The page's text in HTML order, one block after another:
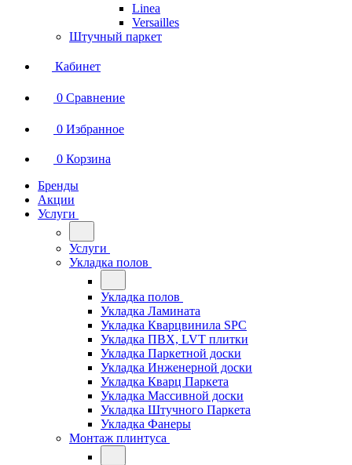
Linea
Versailles
Штучный паркет
Кабинет
0 Сравнение
0 Избранное
0 Корзина
Бренды
Акции
Услуги
Услуги
Укладка полов
Укладка полов
Укладка Ламината
Укладка Кварцвинила SPC
Укладка ПВХ, LVT плитки
Укладка Паркетной доски
Укладка Инженерной доски
Укладка Кварц Паркета
Укладка Массивной доски
Укладка Штучного Паркета
Укладка Фанеры
Монтаж плинтуса